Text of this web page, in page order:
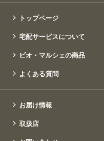
トップページ
宅配サービスについて
ビオ・マルシェの商品
よくある質問
お届け情報
取扱店